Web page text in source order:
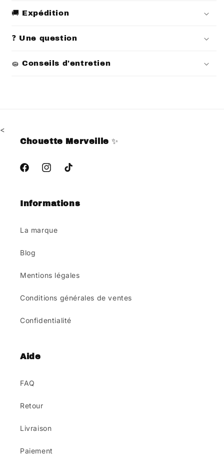
🚚 Expédition
❓ Une question
🧽 Conseils d'entretien
<
Chouette Merveille✨
FacebookInstagramTikTok
Informations
La marque
Blog
Mentions légales
Conditions générales de ventes
Confidentialité
Aide
FAQ
Retour
Livraison
Paiement